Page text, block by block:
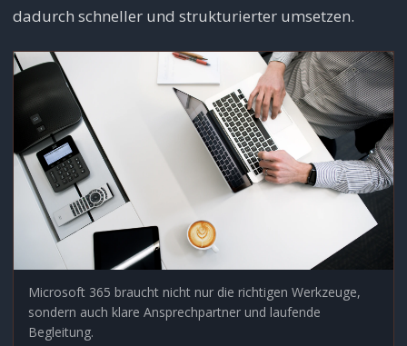
dadurch schneller und strukturierter umsetzen.
Microsoft 365 braucht nicht nur die richtigen Werkzeuge,
sondern auch klare Ansprechpartner und laufende
Begleitung.